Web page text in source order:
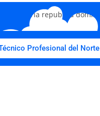
Profesional del Norte